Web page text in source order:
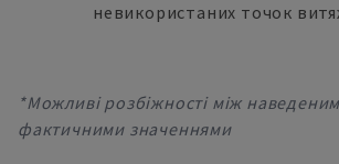
невикористаних точок
*Можливі розбіжності між
фактичними значеннями